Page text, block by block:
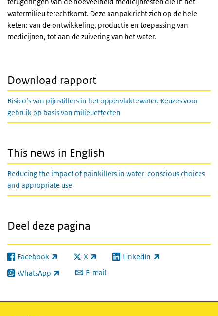
watermilieu terechtkomt. Deze aanpak richt zich op de hele
keten: van de ontwikkeling, productie en toepassing van
medicijnen, tot aan de zuivering van het water.
Download rapport
Risico’s van pijnstillers in het oppervlaktewater. Keuzes voor
gebruik op basis van milieueffecten
This news in English
Reducing the impact of painkillers in water: conscious choices
and appropriate use
Deel deze pagina
Facebook
(externe link) X
(externe link) LinkedIn
(externe link)
WhatsApp
(externe link) E-mail